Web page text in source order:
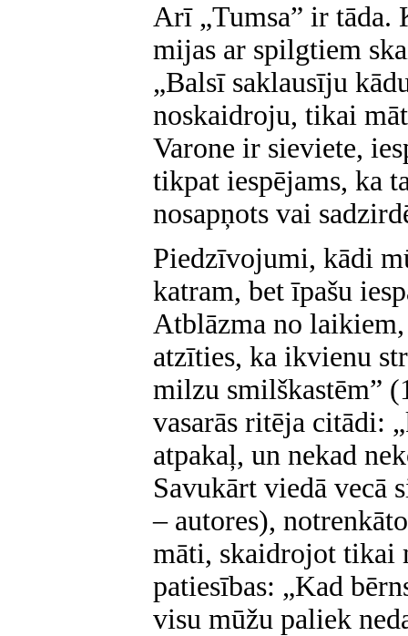
Arī „Tumsa” ir tāda.
mijas ar spilgtiem
„Balsī saklausīju
noskaidroju, tikai
Varone ir sieviete,
tikpat iespējams, ka
nosapņots vai
Piedzīvojumi, kādi
katram, bet īpašu
Atblāzma no
atzīties, ka ikvienu
milzu smilškastēm”
vasarās ritēja citādi:
atpakaļ, un nekad
Savukārt viedā vecā
– autores),
māti, skaidrojot tikai
patiesības: „Kad
visu mūžu paliek